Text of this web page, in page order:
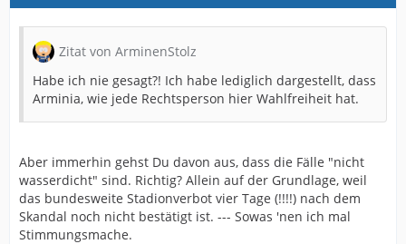
Zitat von ArminenStolz
Habe ich nie gesagt?! Ich habe lediglich dargestellt, dass
Arminia, wie jede Rechtsperson hier Wahlfreiheit hat.
Aber immerhin gehst Du davon aus, dass die Fälle "nicht
wasserdicht" sind. Richtig? Allein auf der Grundlage, weil
das bundesweite Stadionverbot vier Tage (!!!!) nach dem
Skandal noch nicht bestätigt ist. --- Sowas 'nen ich mal
Stimmungsmache.